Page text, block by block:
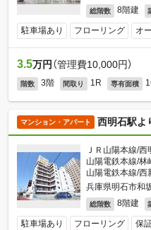
総階数 8階建
駐車場あり フローリング オ
3.5万円 （管理費10,000円）
階数 3階 間取り 1R 専有面積
マンション・アパート 西明石駅よ
ＪＲ山陽本線/
山陽電鉄本線/林
山陽電鉄本線/西
兵庫県明石市和
総階数 8階建
駐車場あり フローリング 保